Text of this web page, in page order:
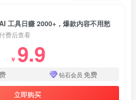
工具日赚 2000+，爆款内容不用愁
费后查看
￥ 9.9
钻石会员 免费
立即购买